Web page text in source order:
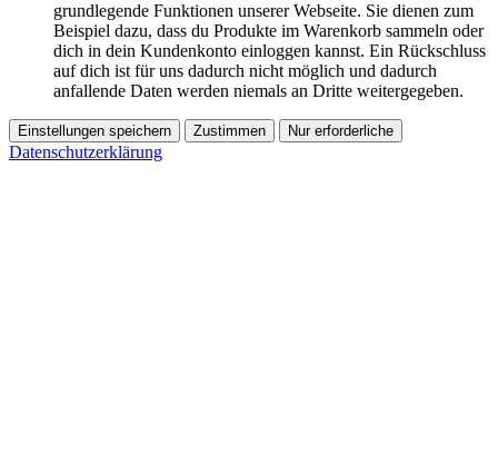
grundlegende Funktionen unserer Webseite. Sie dienen zum
Beispiel dazu, dass du Produkte im Warenkorb sammeln oder
dich in dein Kundenkonto einloggen kannst. Ein Rückschluss
auf dich ist für uns dadurch nicht möglich und dadurch
anfallende Daten werden niemals an Dritte weitergegeben.
Einstellungen speichern Zustimmen Nur erforderliche
Datenschutzerklärung